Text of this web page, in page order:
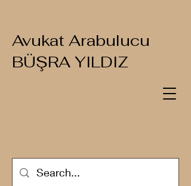
Avukat Arabulucu
BÜŞRA YILDIZ